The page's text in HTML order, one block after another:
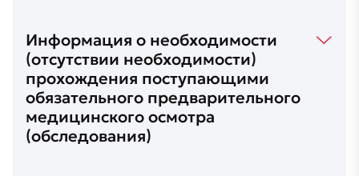
Информация о необходимости
(отсутствии необходимости)
прохождения поступающими
обязательного предварительного
медицинского осмотра
(обследования)